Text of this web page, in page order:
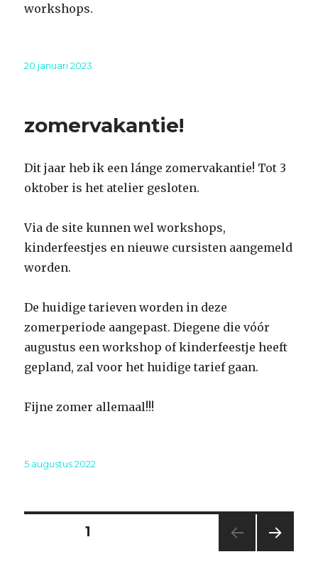
workshops.
Geplaatst
20 januari 2023
zomervakantie!
Dit jaar heb ik een lánge zomervakantie! Tot 3
oktober is het atelier gesloten.
Via de site kunnen wel workshops,
kinderfeestjes en nieuwe cursisten aangemeld
worden.
De huidige tarieven worden in deze
zomerperiode aangepast. Diegene die vóór
augustus een workshop of kinderfeestje heeft
gepland, zal voor het huidige tarief gaan.
Fijne zomer allemaal!!!
Geplaatst
5 augustus 2022
Berichtnavigatie
PAGINA1